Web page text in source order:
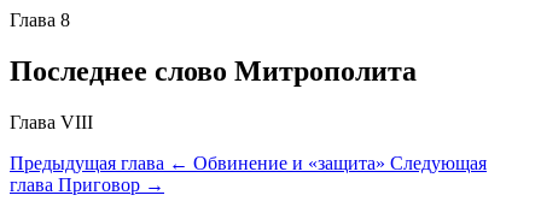
Глава 8
Последнее слово Митрополита
Глава VIII
Предыдущая глава ← Обвинение и «защита» Следующая
глава Приговор →